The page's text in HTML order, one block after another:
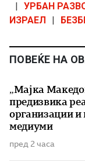
УРБАН
ИЗРАЕЛ
ПОВЕЌЕ НА
„Мајка
предизвика
организации и
медиуми
пред 2 часа